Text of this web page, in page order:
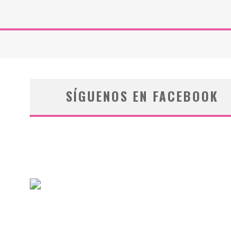
SÍGUENOS EN FACEBOOK